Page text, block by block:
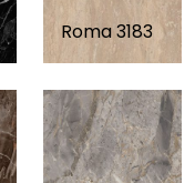
Roma 3183